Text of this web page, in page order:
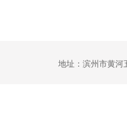
地址：滨州市黄河